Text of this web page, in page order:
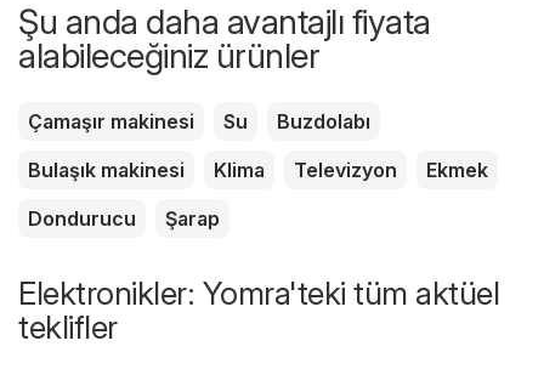
Şu anda daha avantajlı fiyata
alabileceğiniz ürünler
Çamaşır makinesi Su
Buzdolabı
Bulaşık makinesi
Klima Televizyon
Ekmek
Dondurucu
Şarap
Elektronikler: Yomra'teki tüm aktüel
teklifler